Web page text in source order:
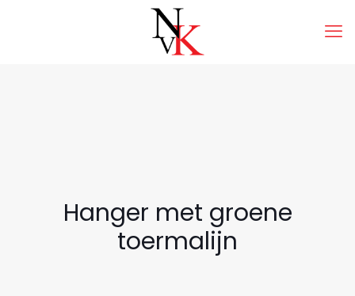
Hanger met groene
toermalijn